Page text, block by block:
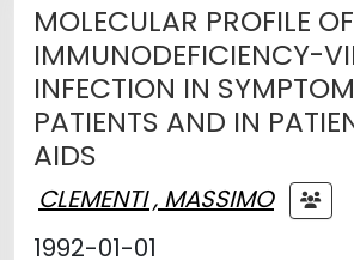
MOLECULAR PROFILE
IMMUNODEFICIENCY-
INFECTION IN
PATIENTS AND IN
AIDS
CLEMENTI , MASSIMO
1992-01-01